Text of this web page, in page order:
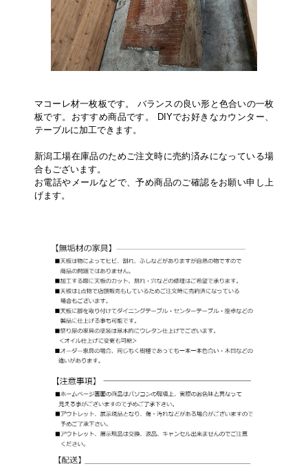
マコーレ材一枚板です。 バランスの良い形と色合いの一枚
板です。おすすめ商品です。 DIYでお好きなカウンター、
テーブルに加工できます。
新潟工場在庫品のためご注文時に売約済みになっている場
合もございます。
お電話やメールなどで、予め商品のご確認をお願い申し上
げます。